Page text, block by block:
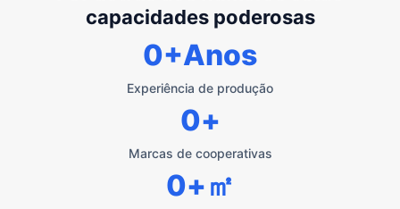
capacidades poderosas
Experiência de produção
0+Anos
Marcas de cooperativas
0+
0+㎡